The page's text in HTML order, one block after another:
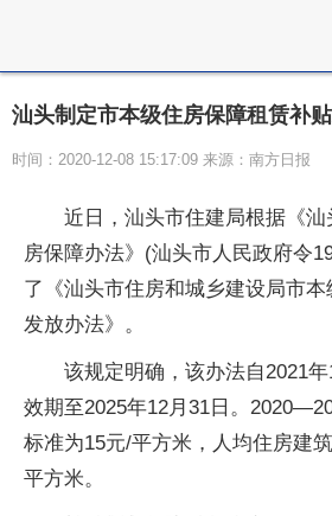
汕头制定市本级住房保障租赁补
时间：2020-12-08 15:17:09 来源：南方日报
近日，汕头市住建局根据《汕
房保障办法》(汕头市人民政府令
了《汕头市住房和城乡建设局市
发放办法》。
该规定明确，该办法自2021
效期至2025年12月31日。
标准为15元/平方米，人均住房建
平方米。